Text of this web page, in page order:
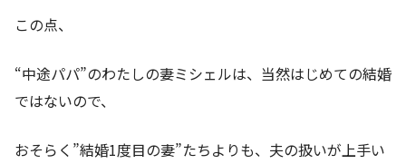
この点、
“中途パパ”のわたしの妻ミシェルは、当然はじめての結婚
ではないので、
おそらく”結婚1度目の妻”たちよりも、夫の扱いが上手い